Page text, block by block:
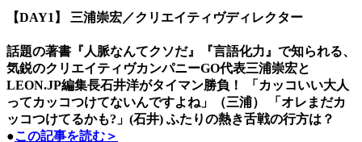
【DAY1】 三浦崇宏／クリエイティヴディレクター
話題の著書『人脈なんてクソだ』『言語化力』で知られる、
気鋭のクリエイティヴカンパニーGO代表三浦崇宏と
LEON.JP編集長石井洋がタイマン勝負！ 「カッコいい大人
ってカッコつけてないんですよね」（三浦） 「オレまだカ
ッコつけてるかも?」(石井) ふたりの熱き舌戦の行方は？
●この記事を読む＞